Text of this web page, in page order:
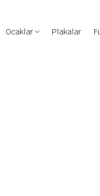
Ocaklar Plakalar